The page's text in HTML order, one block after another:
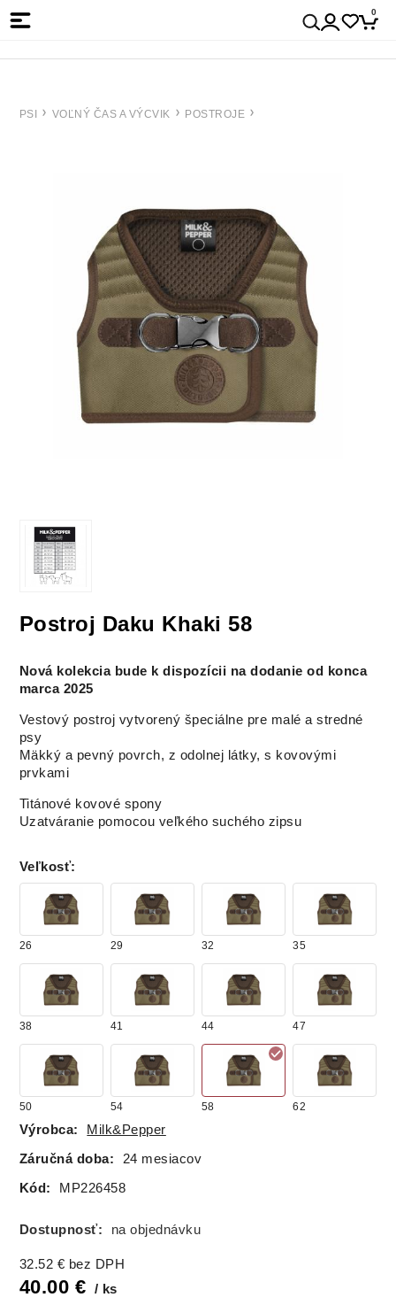
0
PSI VOĽNÝ ČAS A VÝCVIK POSTROJE
Postroj Daku Khaki 58
Nová kolekcia bude k dispozícii na dodanie od konca
marca 2025
Vestový postroj vytvorený špeciálne pre malé a stredné
psy
Mäkký a pevný povrch, z odolnej látky, s kovovými
prvkami
Titánové kovové spony
Uzatváranie pomocou veľkého suchého zipsu
Veľkosť:
26 29 32 35
38 41 44 47
50 54 58 62
Výrobca: Milk&Pepper
Záručná doba: 24 mesiacov
Kód: MP226458
Dostupnosť: na objednávku
32.52 € bez DPH
40.00 € ks